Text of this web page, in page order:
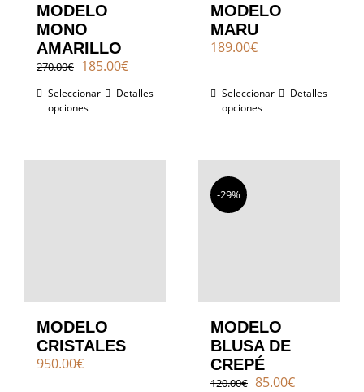
MODELO
MONO
AMARILLO
270.00€ El
original
era:
185.00€El
actual
Seleccionar
opciones
Detalles
MODELO
MARU
189.00€
Seleccionar
opciones
Detalles
MODELO
CRISTALES
950.00€
-29%
MODELO
BLUSA DE
CREPÉ
120.00€ El
85.00€El